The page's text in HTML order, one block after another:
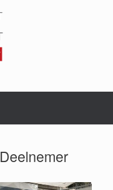
Deelnemer